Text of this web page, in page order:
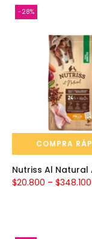
-28%
COMPRA
Nutriss Al Natural
$20.800 – $348.100